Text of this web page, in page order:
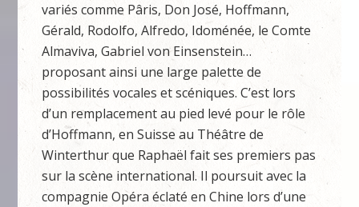
variés comme Pâris, Don José, Hoffmann,
Gérald, Rodolfo, Alfredo, Idoménée, le Comte
Almaviva, Gabriel von Einsenstein…
proposant ainsi une large palette de
possibilités vocales et scéniques. C’est lors
d’un remplacement au pied levé pour le rôle
d’Hoffmann, en Suisse au Théâtre de
Winterthur que Raphaël fait ses premiers pas
sur la scène international. Il poursuit avec la
compagnie Opéra éclaté en Chine lors d’une